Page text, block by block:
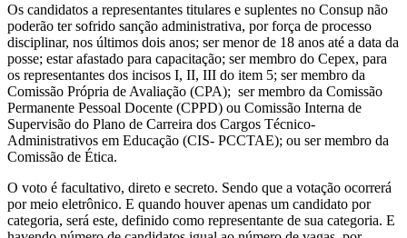
Os candidatos a representantes titulares e suplentes no Consup não
poderão ter sofrido sanção administrativa, por força de processo
disciplinar, nos últimos dois anos; ser menor de 18 anos até a data da
posse; estar afastado para capacitação; ser membro do Cepex, para
os representantes dos incisos I, II, III do item 5; ser membro da
Comissão Própria de Avaliação (CPA); ser membro da Comissão
Permanente Pessoal Docente (CPPD) ou Comissão Interna de
Supervisão do Plano de Carreira dos Cargos Técnico-
Administrativos em Educação (CIS- PCCTAE); ou ser membro da
Comissão de Ética.
O voto é facultativo, direto e secreto. Sendo que a votação ocorrerá
por meio eletrônico. E quando houver apenas um candidato por
categoria, será este, definido como representante de sua categoria. E